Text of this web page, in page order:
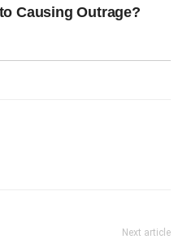
Next article